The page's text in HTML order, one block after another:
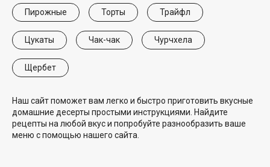
Пирожные Торты Трайфл
Цукаты Чак-чак Чурчхела
Щербет
Наш сайт поможет вам легко и быстро приготовить вкусные
домашние десерты простыми инструкциями. Найдите
рецепты на любой вкус и попробуйте разнообразить ваше
меню с помощью нашего сайта.